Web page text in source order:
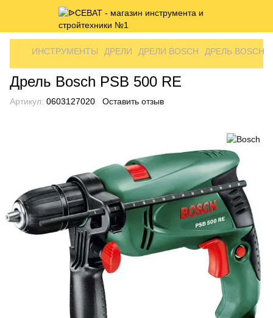
ИНСТРУМЕНТЫ ДРЕЛИ ДРЕЛИ BOSCH ДРЕЛЬ BOSCH
Дрель Bosch PSB 500 RE
Артикул: 0603127020 Оставить отзыв